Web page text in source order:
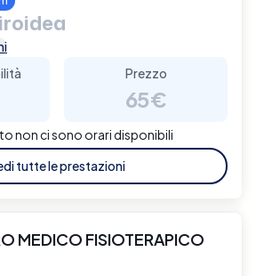
Prezzo
65€
non ci sono orari disponibili
tutte le prestazioni
MEDICO FISIOTERAPICO